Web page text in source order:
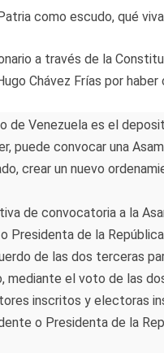
como escudo, qué
a través de la
Chávez Frías por
de Venezuela es el
puede convocar una
crear un nuevo
de convocatoria a la
Presidenta de la
de las dos terceras
mediante el voto de las
inscritos y electoras
o Presidenta de la